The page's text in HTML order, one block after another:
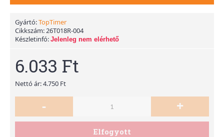
Gyártó:TopTimer
Cikkszám:26T018R-004
Készletinfó: Jelenleg nem elérhető
6.033 Ft
Nettó ár: 4.750 Ft
- +
Elfogyott